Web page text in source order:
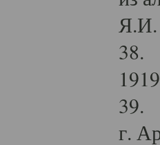
Я.И.
38.
39.
г.